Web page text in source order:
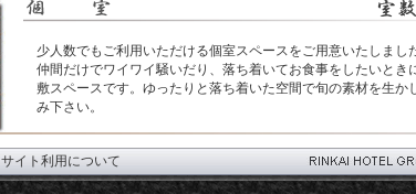
少人数でもご利用いただける個室スペースをご用意いたしまし
仲間だけでワイワイ騒いだり、落ち着いてお食事をしたいとき
敷スペースです。ゆったりと落ち着いた空間で旬の素材を生か
み下さい。
サイト利用について